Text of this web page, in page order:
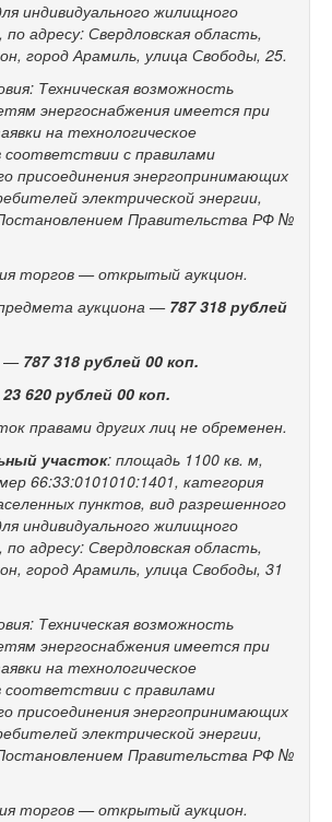
индивидуального жилищного
по адресу: Свердловская область,
город Арамиль, улица Свободы, 25.
Техническая возможность
энергоснабжения имеется при
на технологическое
соответствии с правилами
присоединения энергопринимающих
электрической энергии,
Правительства РФ №
торгов — открытый аукцион.
аукциона — 787 318 рублей
— 787 318 рублей 00 коп.
23 620 рублей 00 коп.
правами других лиц не обременен.
участок: площадь 1100 кв. м,
66:33:0101010:1401, категория
пунктов, вид разрешенного
индивидуального жилищного
по адресу: Свердловская область,
город Арамиль, улица Свободы, 31
Техническая возможность
энергоснабжения имеется при
на технологическое
соответствии с правилами
присоединения энергопринимающих
электрической энергии,
Правительства РФ №
торгов — открытый аукцион.